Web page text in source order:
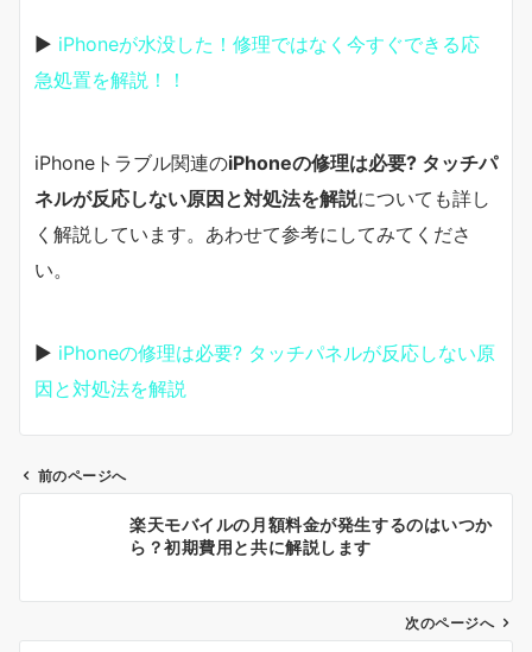
▶ iPhoneが水没した！修理ではなく今すぐできる応
急処置を解説！！
iPhoneトラブル関連のiPhoneの修理は必要? タッチパ
ネルが反応しない原因と対処法を解説についても詳し
く解説しています。あわせて参考にしてみてくださ
い。
▶ iPhoneの修理は必要? タッチパネルが反応しない原
因と対処法を解説
前のページへ
楽天モバイルの月額料金が発生するのはいつか
ら？初期費用と共に解説します
次のページへ